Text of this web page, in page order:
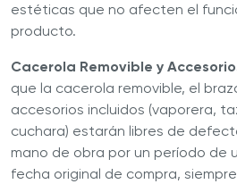
estéticas que no afecten el
producto.
Cacerola Removible y
que la cacerola removible, el
accesorios incluidos (vaporera,
cuchara) estarán libres de
mano de obra por un período de
fecha original de compra,